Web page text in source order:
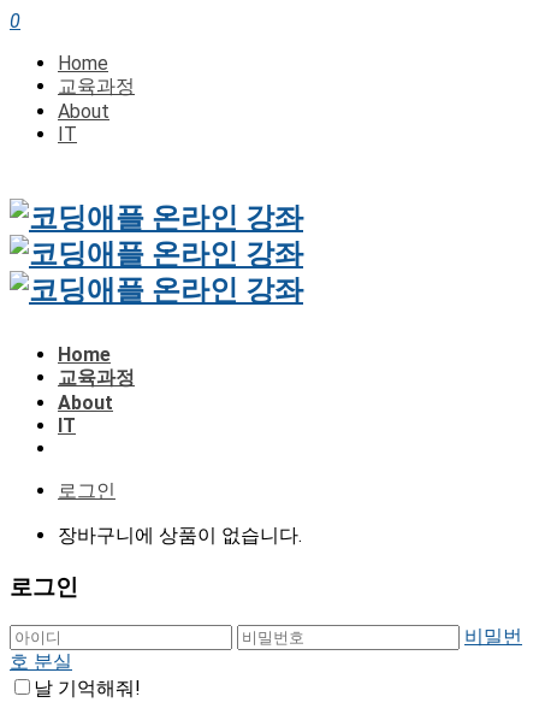
0
Home
교육과정
About
IT
Home
교육과정
About
IT
로그인
장바구니에 상품이 없습니다.
로그인
비밀번
호 분실
날 기억해줘!